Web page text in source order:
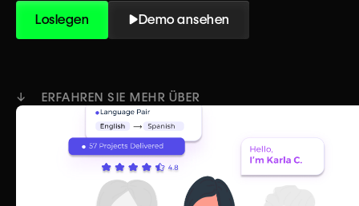
Loslegen Demo ansehen
↓ ERFAHREN SIE MEHR ÜBER